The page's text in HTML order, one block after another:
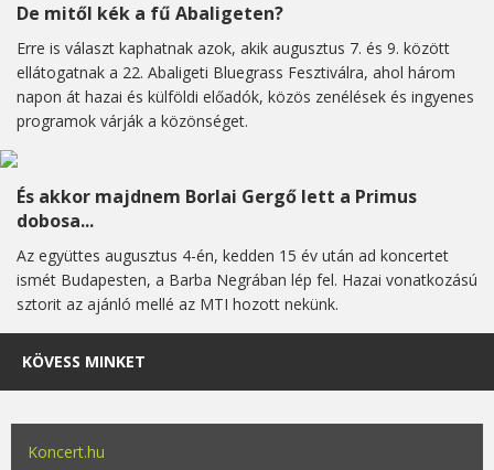
De mitől kék a fű Abaligeten?
Erre is választ kaphatnak azok, akik augusztus 7. és 9. között
ellátogatnak a 22. Abaligeti Bluegrass Fesztiválra, ahol három
napon át hazai és külföldi előadók, közös zenélések és ingyenes
programok várják a közönséget.
És akkor majdnem Borlai Gergő lett a Primus
dobosa...
Az együttes augusztus 4-én, kedden 15 év után ad koncertet
ismét Budapesten, a Barba Negrában lép fel. Hazai vonatkozású
sztorit az ajánló mellé az MTI hozott nekünk.
KÖVESS MINKET
Koncert.hu